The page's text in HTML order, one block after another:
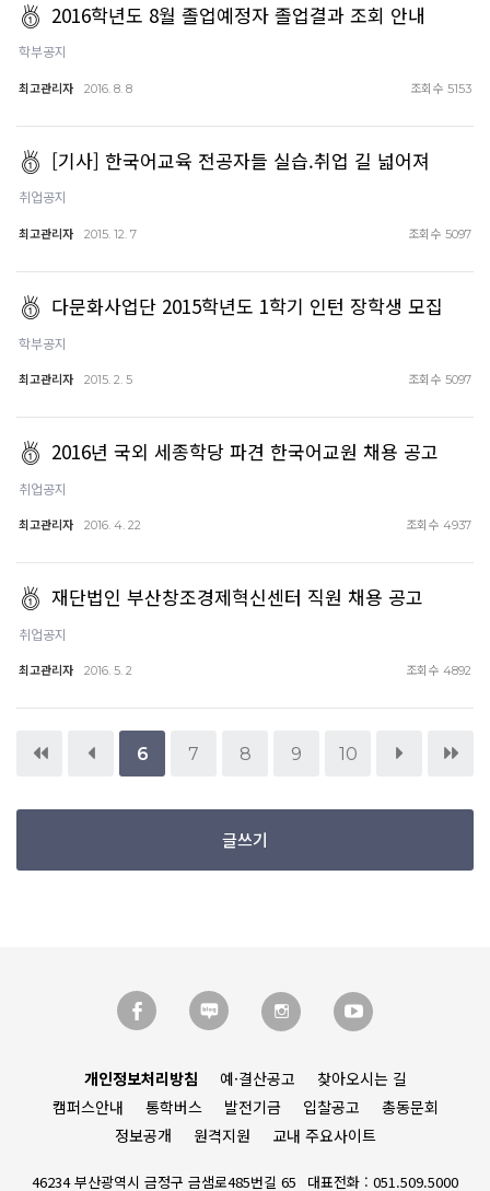
2016학년도 8월 졸업예정자 졸업결과 조회 안내
학부공지
최고관리자 2016. 8. 8 조회수 5153
[기사] 한국어교육 전공자들 실습.취업 길 넓어져
취업공지
최고관리자 2015. 12. 7 조회수 5097
다문화사업단 2015학년도 1학기 인턴 장학생 모집
학부공지
최고관리자 2015. 2. 5 조회수 5097
2016년 국외 세종학당 파견 한국어교원 채용 공고
취업공지
최고관리자 2016. 4. 22 조회수 4937
재단법인 부산창조경제혁신센터 직원 채용 공고
취업공지
최고관리자 2016. 5. 2 조회수 4892
6 7 8 9 10
글쓰기
개인정보처리방침 예·결산공고
찾아오시는 길
캠퍼스안내
통학버스 발전기금 입찰공고
총동문회
정보공개
원격지원 교내 주요사이트
46234 부산광역시 금정구 금샘로485번길 65 대표전화 : 051.509.5000